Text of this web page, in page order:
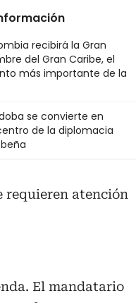
recibirá la Gran
del Gran Caribe, el
más importante de la
se convierte en
de la diplomacia
requieren atención
El mandatario